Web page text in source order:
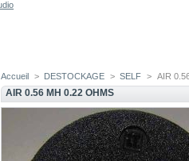
Accueil > DESTOCKAGE > SELF > AIR
AIR 0.56 MH 0.22 OHMS